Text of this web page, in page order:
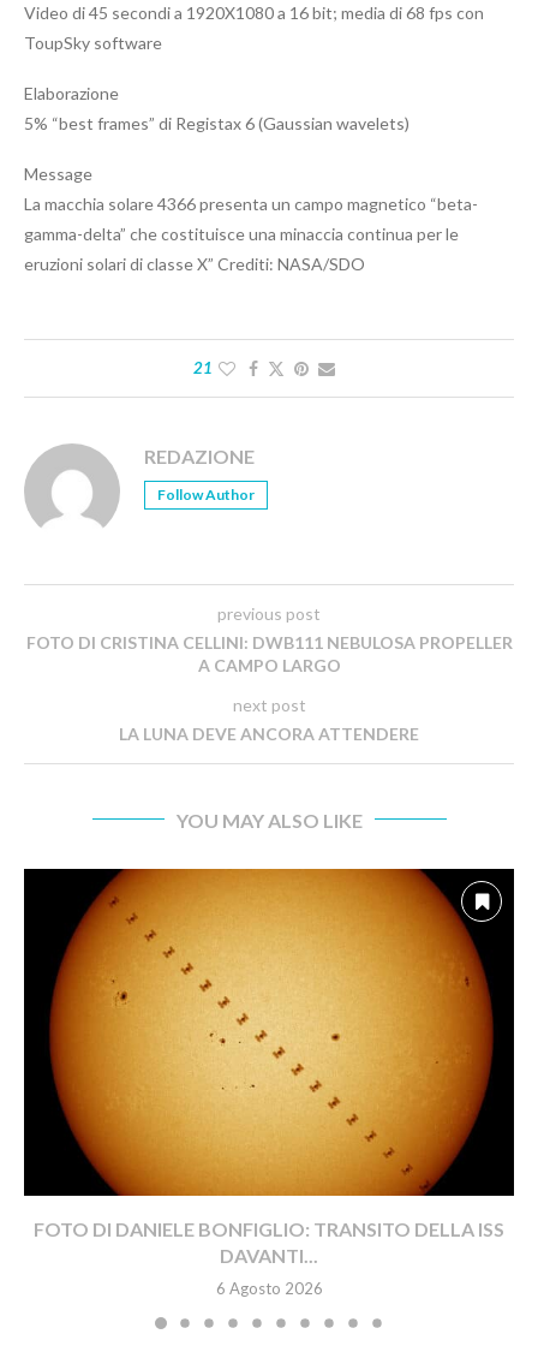
Video di 45 secondi a 1920X1080 a 16 bit; media di 68 fps con
ToupSky software
Elaborazione
5% “best frames” di Registax 6 (Gaussian wavelets)
Message
La macchia solare 4366 presenta un campo magnetico “beta-
gamma-delta” che costituisce una minaccia continua per le
eruzioni solari di classe X” Crediti: NASA/SDO
21
REDAZIONE
Follow Author
previous post
FOTO DI CRISTINA CELLINI: DWB111 NEBULOSA PROPELLER
A CAMPO LARGO
next post
LA LUNA DEVE ANCORA ATTENDERE
YOU MAY ALSO LIKE
FOTO DI DANIELE BONFIGLIO: TRANSITO DELLA ISS
DAVANTI...
6 Agosto 2026